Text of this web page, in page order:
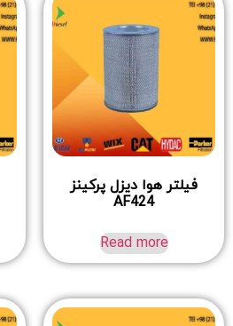
فیلتر هوا دیزل پرکینز
AF424
Read more